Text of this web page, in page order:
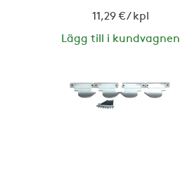
11,29 € / kpl
Lägg till i kundvagnen